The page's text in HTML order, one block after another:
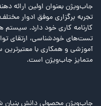
جاب‌ویژن بعنوان اولین ارائه
تجربه برگزاری موفق ادوار
کارنامه کاری خود دارد. سیستم
تست‌های خودشناسی، ارتقای
آموزشی و همکاری با
متمایز جاب‌ویژن است.
جاب‌ویژن محصولی دانش